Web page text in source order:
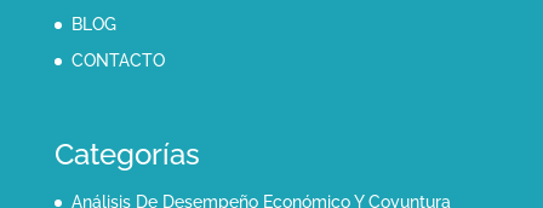
BLOG
CONTACTO
Categorías
Análisis De Desempeño Económico Y Coyuntura